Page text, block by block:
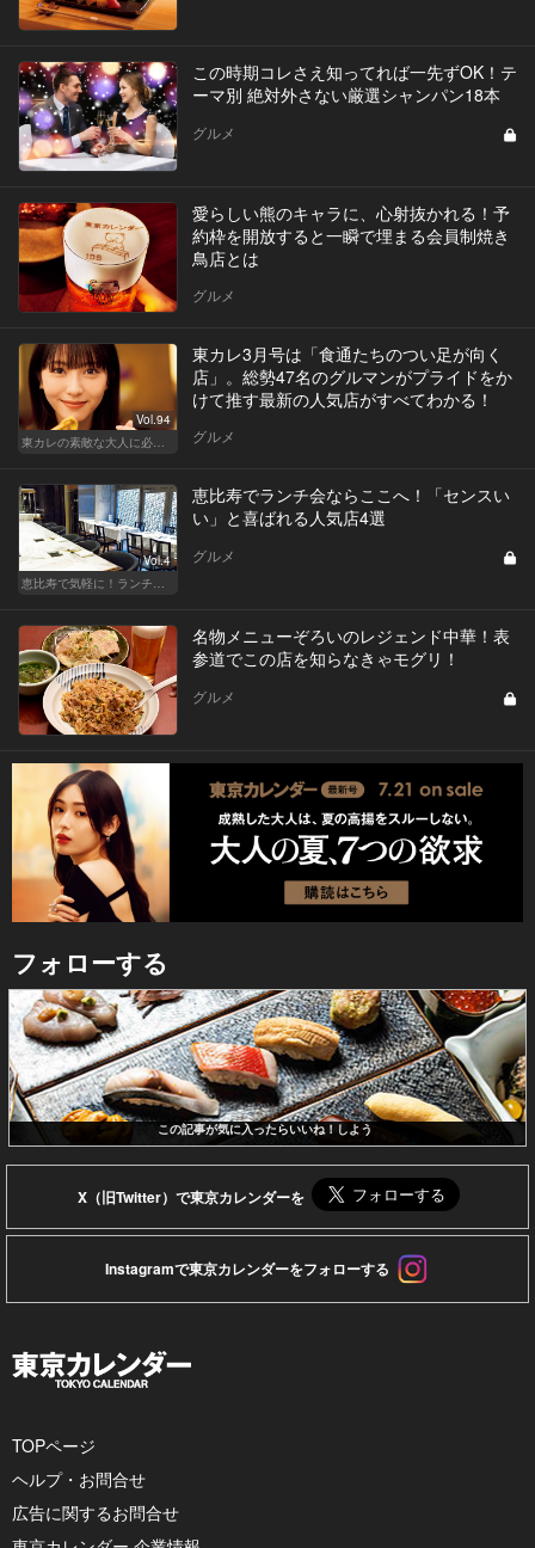
この時期コレさえ知ってれば一先ずOK！テ
ーマ別 絶対外さない厳選シャンパン18本
グルメ
愛らしい熊のキャラに、心射抜かれる！予
約枠を開放すると一瞬で埋まる会員制焼き
鳥店とは
グルメ
Vol.94
東カレ3月号は「食通たちのつい足が向く
店」。総勢47名のグルマンがプライドをか
けて推す最新の人気店がすべてわかる！
グルメ
Vol.4
恵比寿でランチ会ならここへ！「センスい
い」と喜ばれる人気店4選
グルメ
名物メニューぞろいのレジェンド中華！表
参道でこの店を知らなきゃモグリ！
グルメ
フォローする
この記事が気に入ったらいいね！しよう
X（旧Twitter）で東京カレンダーを
Instagramで東京カレンダーをフォローする
TOPページ
ヘルプ・お問合せ
広告に関するお問合せ